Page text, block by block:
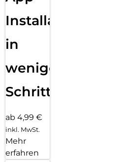
Mikrofone und erst recht keine
Installation
in
wenigen
Schritten
ab 4,99 €
inkl. MwSt.
Mehr
erfahren